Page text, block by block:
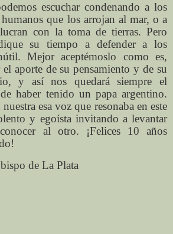
escuchar condenando a los
humanos que los arrojan al mar, o a
con la toma de tierras. Pero
su tiempo a defender a los
Mejor aceptémoslo como es,
aporte de su pensamiento y de su
y así nos quedará siempre el
haber tenido un papa argentino.
esa voz que resonaba en este
y egoísta invitando a levantar
al otro. ¡Felices 10 años
de La Plata